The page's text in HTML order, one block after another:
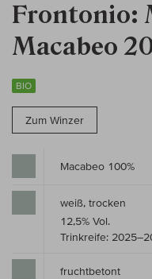
Frontonio:
Macabeo
BIO
Zum Winzer
Macabeo 100%
weiß, trocken
12,5% Vol.
Trinkreife:
fruchtbetont